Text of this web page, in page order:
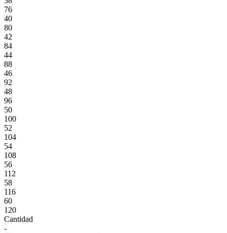
76
40
80
42
84
44
88
46
92
48
96
50
100
52
104
54
108
56
112
58
116
60
120
Cantidad
-